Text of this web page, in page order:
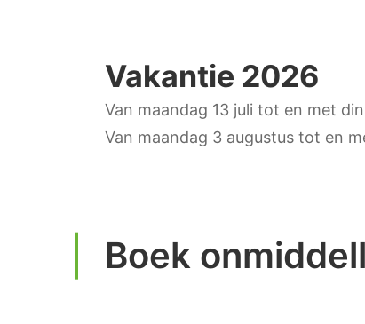
Vakantie 2026
Van maandag 13 juli tot en met
Van maandag 3 augustus tot en
Boek